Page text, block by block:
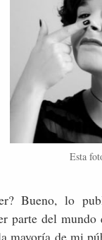
Esta
Bueno, lo
parte del
mayoría de mi